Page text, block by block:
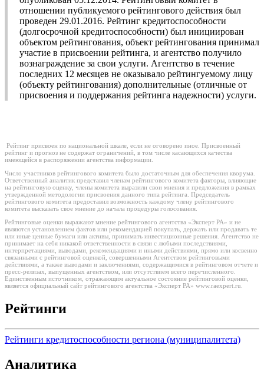
отношении публикуемого рейтингового действия был
проведен 29.01.2016. Рейтинг кредитоспособности
(долгосрочной кредитоспособности) был инициирован
объектом рейтингования, объект рейтингования принимал
участие в присвоении рейтинга, и агентство получило
вознаграждение за свои услуги. Агентство в течение
последних 12 месяцев не оказывало рейтингуемому лицу
(объекту рейтингования) дополнительные (отличные от
присвоения и поддержания рейтинга надежности) услуги.
Рейтинг присвоен по национальной шкале, если не оговорено иное. Присвоенный
рейтинг и прогноз не содержат ограничений, в том числе касающихся качества
имеющейся в распоряжении агентства информации.
Число участников рейтингового комитета было достаточным для обеспечения кворума.
Ответственный аналитик представил членам рейтингового комитета факторы, влияющие
на рейтинговую оценку, члены комитета выразили свои мнения и предложения в рамках
утвержденной методологии присвоения данного типа рейтинга. Председатель
рейтингового комитета предоставил возможность каждому члену рейтингового
комитета высказать свое мнение до начала процедуры голосования.
Рейтинговые оценки выражают мнение рейтингового агентства «Эксперт РА» и не
являются установлением фактов или рекомендацией покупать, держать или продавать те
или иные ценные бумаги или активы, принимать инвестиционные решения. Агентство не
принимает на себя никакой ответственности в связи с любыми последствиями,
интерпретациями, выводами, рекомендациями и иными действиями, прямо или косвенно
связанными с рейтинговой оценкой, совершенными Агентством рейтинговыми
действиями, а также выводами и заключениями, содержащимися в рейтинговом отчете и
пресс-релизах, выпущенных агентством, или отсутствием всего перечисленного.
Единственным источником, отражающим актуальное состояние рейтинговой оценки,
является официальный сайт рейтингового агентства «Эксперт РА» www.raexpert.ru.
Рейтинги
Рейтинги кредитоспособности региона (муниципалитета)
Аналитика